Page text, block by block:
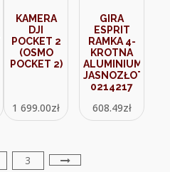
KAMERA
DJI
POCKET 2
(OSMO
POCKET 2)
1 699.00zł
GIRA
ESPRIT
RAMKA 4-
KROTNA
ALUMINIUM
JASNOZŁOTY
0214217
608.49zł
3